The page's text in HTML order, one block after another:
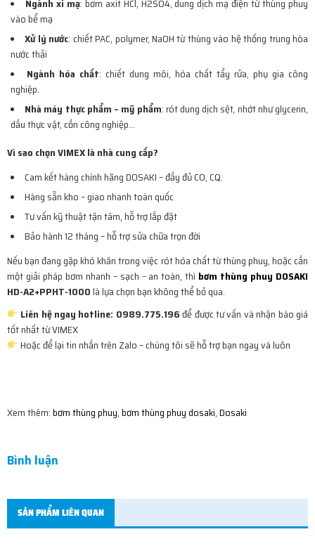
Bơm thùng phuy Dosaki HD-A2+PPHT-1000
Ngành xi mạ: bơm axit HCl, H2SO4, dung dịch mạ điện từ thùng phuy
vào bể mạ
Xử lý nước: chiết PAC, polymer, NaOH từ thùng vào hệ thống trung hòa
nước thải
Ngành hóa chất: chiết dung môi, hóa chất tẩy rửa, phụ gia công
nghiệp.
Nhà máy thực phẩm – mỹ phẩm: rót dung dịch sệt, nhớt như glycerin,
dầu thực vật, cồn công nghiệp…
Vì sao chọn VIMEX là nhà cung cấp?
Cam kết hàng chính hãng DOSAKI – đầy đủ CO, CQ.
Hàng sẵn kho – giao nhanh toàn quốc
Tư vấn kỹ thuật tận tâm, hỗ trợ lắp đặt
Bảo hành 12 tháng – hỗ trợ sửa chữa trọn đời
Nếu bạn đang gặp khó khăn trong việc rót hóa chất từ thùng phuy, hoặc cần
một giải pháp bơm nhanh – sạch – an toàn, thì bơm thùng phuy DOSAKI
HD-A2+PPHT-1000là lựa chọn bạn không thể bỏ qua.
Liên hệ ngay hotline: 0989.775.196để được tư vấn và nhận báo giá
tốt nhất từ VIMEX
Hoặc để lại tin nhắn trên Zalo – chúng tôi sẽ hỗ trợ bạn ngay và luôn
Xem thêm:bơm thùng phuy,bơm thùng phuy dosaki,Dosaki
Bình luận
SẢN PHẨM LIÊN QUAN